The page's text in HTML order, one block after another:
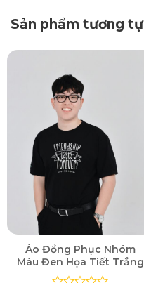
Sản phẩm tương tự
Áo Đồng Phục Nhóm
Màu Đen Họa Tiết Trắng